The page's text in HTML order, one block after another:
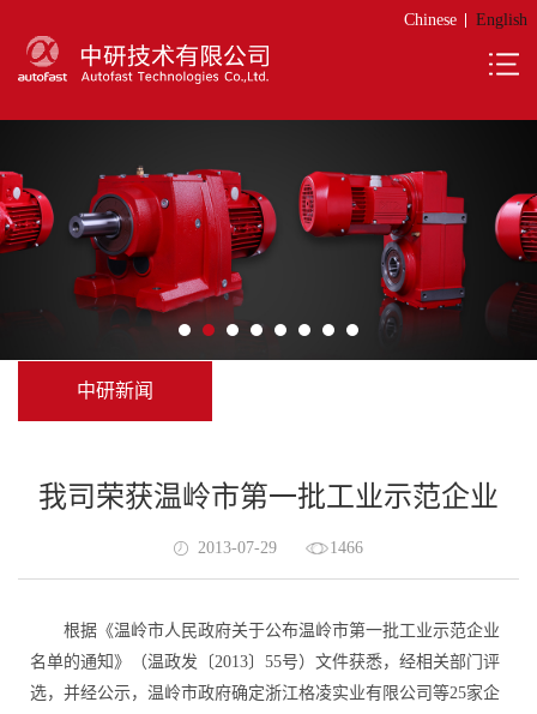
Chinese English
中研新闻
我司荣获温岭市第一批工业示范企业
2013-07-29 1466
根据《温岭市人民政府关于公布温岭市第一批工业示范企业
名单的通知》（温政发〔2013〕55号）文件获悉，经相关部门评
选，并经公示，温岭市政府确定浙江格凌实业有限公司等25家企